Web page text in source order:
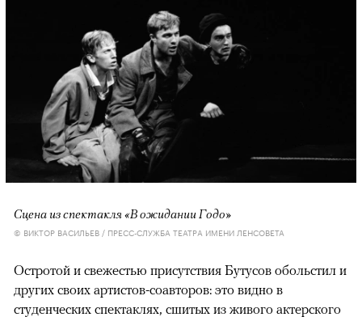
Сцена из спектакля «В ожидании Годо»
© ВИКТОР ВАСИЛЬЕВ / ПРЕСС-СЛУЖБА ТЕАТРА ИМЕНИ ЛЕНСОВЕТА
Остротой и свежестью присутствия Бутусов обольстил и
других своих артистов-соавторов: это видно в
студенческих спектаклях, сшитых из живого актерского